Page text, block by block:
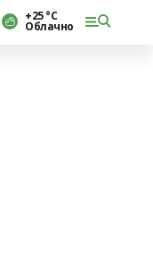
+25 °С
Облачно